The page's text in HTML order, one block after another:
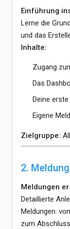
Einführung
Lerne die
und das
Inhalte:
Zugang
Das
Deine
Eigene
Zielgruppe:
2.
Meldungen
Detaillierte
Meldungen:
zum Abschluss.